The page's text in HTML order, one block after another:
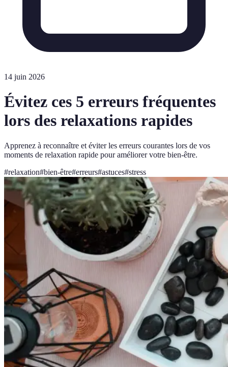
14 juin 2026
Évitez ces 5 erreurs fréquentes
lors des relaxations rapides
Apprenez à reconnaître et éviter les erreurs courantes lors de vos
moments de relaxation rapide pour améliorer votre bien-être.
#relaxation#bien-être#erreurs#astuces#stress